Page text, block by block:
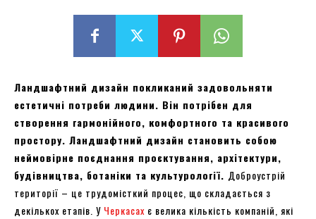
Ландшафтний дизайн покликаний задовольняти
естетичні потреби людини. Він потрібен для
створення гармонійного, комфортного та красивого
простору. Ландшафтний дизайн становить собою
неймовірне поєднання проєктування, архітектури,
будівництва, ботаніки та культурології. Доброустрій
території – це трудомісткий процес, що складається з
декількох етапів. У Черкасах є велика кількість компаній, які